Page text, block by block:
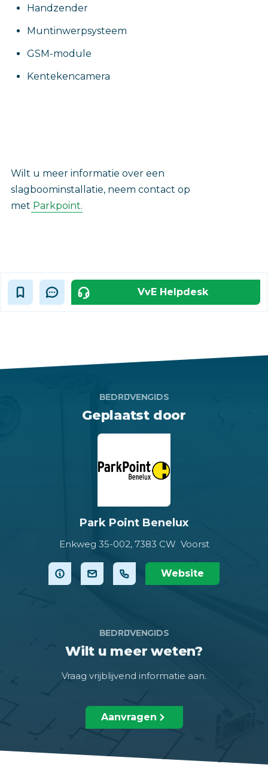
Handzender
Muntinwerpsysteem
GSM-module
Kentekencamera
‎Wilt u meer informatie over een
slagboominstallatie, neem contact op
met Parkpoint.
VvE Helpdesk
BEDRIJVENGIDS
Geplaatst door
Park Point Benelux
Enkweg 35-002, 7383 CW Voorst
Website
BEDRIJVENGIDS
Wilt u meer weten?
Vraag vrijblijvend informatie aan.
Aanvragen